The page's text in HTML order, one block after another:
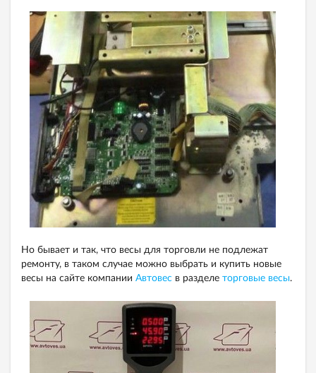
Но бывает и так, что весы для торговли не подлежат
ремонту, в таком случае можно выбрать и купить новые
весы на сайте компании Автовес в разделе торговые весы.